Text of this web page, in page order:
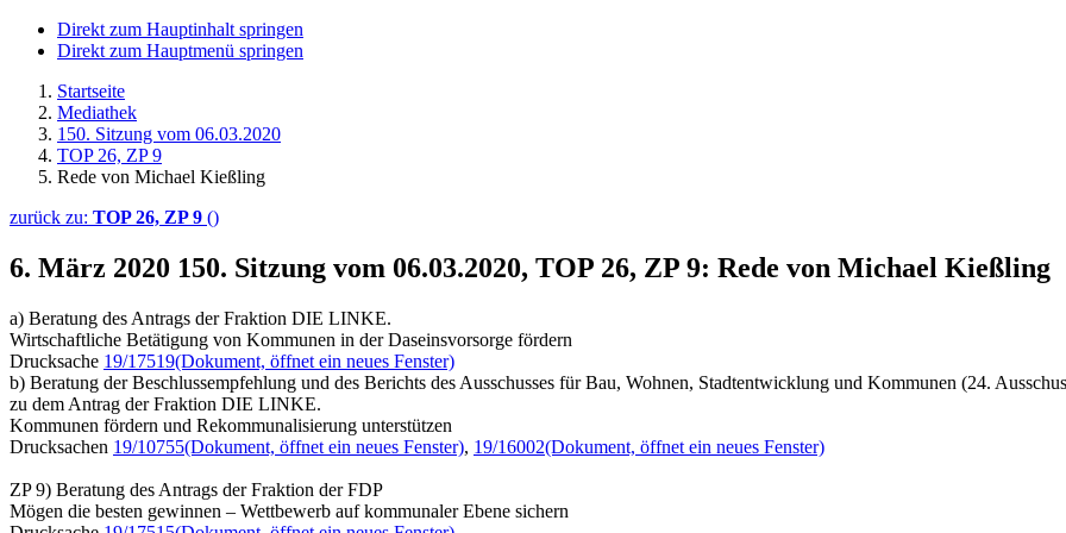
Direkt zum Hauptinhalt springen
Direkt zum Hauptmenü springen
Startseite
Mediathek
150. Sitzung vom 06.03.2020
TOP 26, ZP 9
Rede von Michael Kießling
zurück zu: TOP 26, ZP 9 ()
6. März 2020 150. Sitzung vom 06.03.2020, TOP 26, ZP 9: Rede von Michael Kießling
a) Beratung des Antrags der Fraktion DIE LINKE.
Wirtschaftliche Betätigung von Kommunen in der Daseinsvorsorge fördern
Drucksache 19/17519(Dokument, öffnet ein neues Fenster)
b) Beratung der Beschlussempfehlung und des Berichts des Ausschusses für Bau, Wohnen, Stadtentwicklung und Kommunen (24.
zu dem Antrag der Fraktion DIE LINKE.
Kommunen fördern und Rekommunalisierung unterstützen
Drucksachen 19/10755(Dokument, öffnet ein neues Fenster), 19/16002(Dokument, öffnet ein neues Fenster)
ZP 9) Beratung des Antrags der Fraktion der FDP
Mögen die besten gewinnen – Wettbewerb auf kommunaler Ebene sichern